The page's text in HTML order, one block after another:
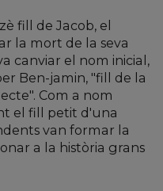
fill de Jacob, el
la mort de la seva
canviar el nom inicial,
Ben-jamin, "fill de la
Com a nom
el fill petit d'una
van formar la
a la història grans